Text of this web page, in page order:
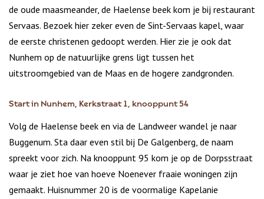
de oude maasmeander, de Haelense beek kom je bij restaurant
Servaas. Bezoek hier zeker even de Sint-Servaas kapel, waar
de eerste christenen gedoopt werden. Hier zie je ook dat
Nunhem op de natuurlijke grens ligt tussen het
uitstroomgebied van de Maas en de hogere zandgronden.
Start in Nunhem, Kerkstraat 1, knooppunt 54
Volg de Haelense beek en via de Landweer wandel je naar
Buggenum. Sta daar even stil bij De Galgenberg, de naam
spreekt voor zich. Na knooppunt 95 kom je op de Dorpsstraat
waar je ziet hoe van hoeve Noenever fraaie woningen zijn
gemaakt. Huisnummer 20 is de voormalige Kapelanie